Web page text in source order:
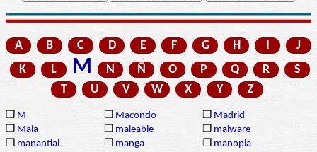
A B C D E F G H I
J
K
L M N Ñ O P Q R
S
T
U V W X Y Z
❒ M ❒ Macondo ❒ Madrid
❒ Maia ❒ maleable ❒ malware
❒ manantial ❒ manga ❒ manopla